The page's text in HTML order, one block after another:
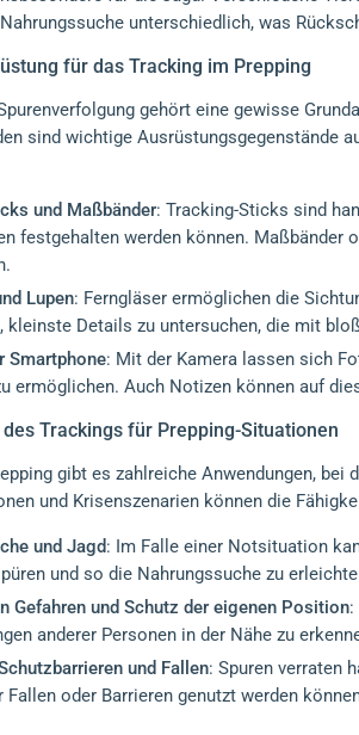
unterschiedlich, was
für das Tracking im Prepping
gehört eine gewisse
sind wichtige Ausrüstungsgegenstände
und Maßbänder: Tracking-Sticks sind
festgehalten werden können. Maßbänder
Lupen: Ferngläser ermöglichen die
kleinste Details zu untersuchen, die mit
Smartphone: Mit der Kamera lassen sich
ermöglichen. Auch Notizen können auf
Trackings für Prepping-Situationen
gibt es zahlreiche Anwendungen,
und Krisenszenarien können die
und Jagd: Im Falle einer Notsituation
und so die Nahrungssuche zu
Gefahren und Schutz der eigenen Position:
anderer Personen in der Nähe zu
und Fallen: Spuren verraten
Fallen oder Barrieren genutzt werden